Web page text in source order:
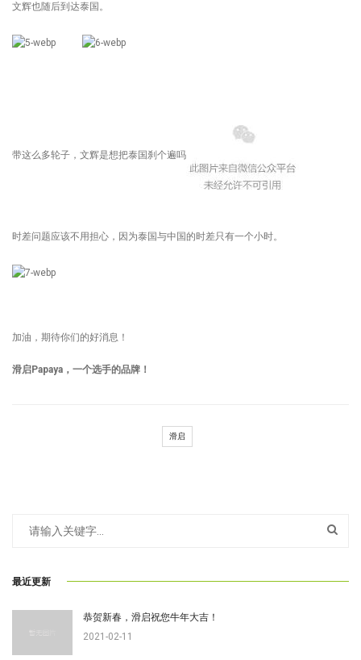
文辉也随后到达泰国。
带这么多轮子，文辉是想把泰国刹个遍吗
时差问题应该不用担心，因为泰国与中国的时差只有一个小时。
加油，期待你们的好消息！
滑启Papaya，一个选手的品牌！
滑启
最近更新
恭贺新春，滑启祝您牛年大吉！
2021-02-11